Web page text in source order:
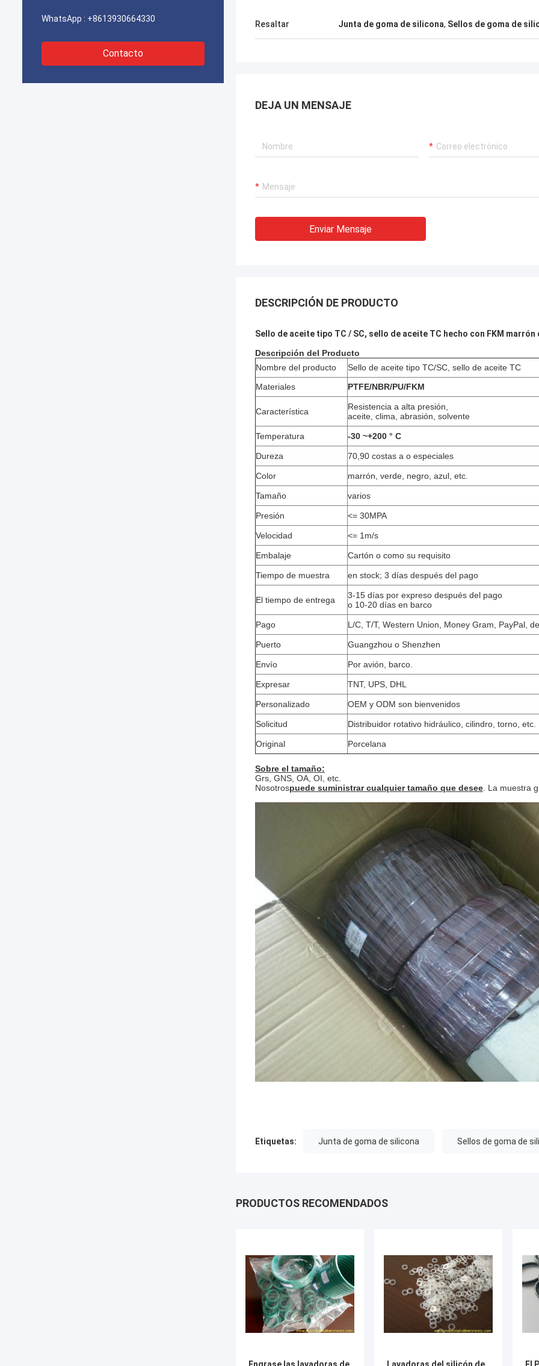
WhatsApp : +8613930664330
Contacto
Resaltar Junta de goma de silicona, Sellos de goma de
DEJA UN MENSAJE
Enviar Mensaje
DESCRIPCIÓN DE PRODUCTO
Sello de aceite tipo TC / SC, sello de aceite TC hecho con FKM marrón
Descripción del Producto
Nombre del producto
Sello de aceite tipo TC/SC, sello de aceite TC
Materiales
PTFE/NBR/PU/FKM
Característica
Resistencia a alta presión,
aceite, clima, abrasión, solvente
Temperatura -30 ~+200 ° C
Dureza 70,90 costas a o especiales
Color marrón, verde, negro, azul, etc.
Tamaño varios
Presión <= 30MPA
Velocidad <= 1m/s
Embalaje Cartón o como su requisito
Tiempo de muestra en stock; 3 días después del pago
El tiempo de entrega
3-15 días por expreso después del pago
o 10-20 días en barco
Pago L/C, T/T, Western Union, Money Gram, PayPal,
Puerto Guangzhou o Shenzhen
Envío Por avión, barco.
Expresar TNT, UPS, DHL
Personalizado OEM y ODM son bienvenidos
Solicitud Distribuidor rotativo hidráulico, cilindro, torno, etc.
Original Porcelana
Sobre el tamaño:
Grs, GNS, OA, OI, etc.
Nosotrospuede suministrar cualquier tamaño que desee . La muestra
Etiquetas: Junta de goma de silicona Sellos de goma de
PRODUCTOS RECOMENDADOS